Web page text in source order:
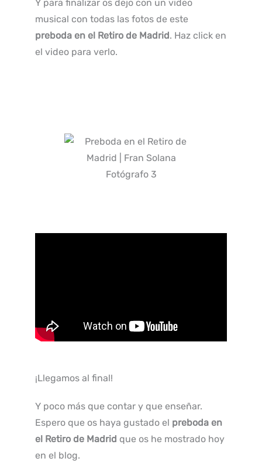
Y para finalizar os dejo con un video
musical con todas las fotos de este
preboda en el Retiro de Madrid . Haz click en
el video para verlo.
¡Llegamos al final!
Y poco más que contar y que enseñar.
Espero que os haya gustado el preboda en
el Retiro de Madrid que os he mostrado hoy
en el blog.